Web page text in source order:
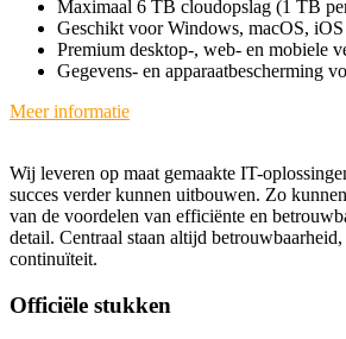
Maximaal 6 TB cloudopslag (1 TB
Geschikt voor Windows, macOS,
Premium desktop-, web- en mobiele
Gegevens- en apparaatbescherming
Meer informatie
Wij leveren op maat gemaakte IT-
succes verder kunnen uitbouwen. Zo
van de voordelen van efficiënte en
detail. Centraal staan altijd
continuïteit.
Officiële stukken